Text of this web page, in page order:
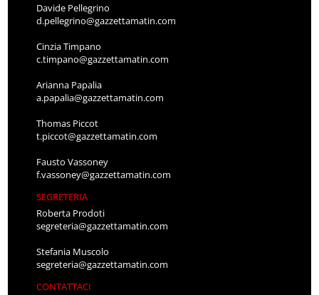
Davide Pellegrino
d.pellegrino@gazzettamatin.com
Cinzia Timpano
c.timpano@gazzettamatin.com
Arianna Papalia
a.papalia@gazzettamatin.com
Thomas Piccot
t.piccot@gazzettamatin.com
Fausto Vassoney
f.vassoney@gazzettamatin.com
SEGRETERIA
Roberta Prodoti
segreteria@gazzettamatin.com
Stefania Muscolo
segreteria@gazzettamatin.com
CONTATTACI